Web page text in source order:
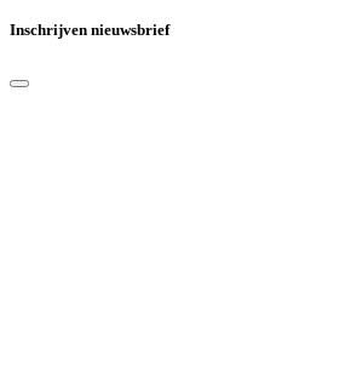
Inschrijven nieuwsbrief